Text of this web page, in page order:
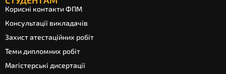
Корисні контакти ФПМ
Консультації викладачів
Захист атестаційних робіт
Теми дипломних робіт
Магістерські дисертації